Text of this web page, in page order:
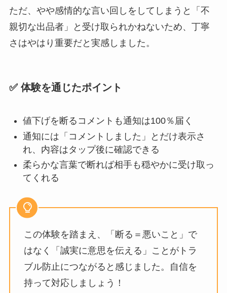
ただ、やや感情的な言い回しをしてしまうと「不
親切な出品者」と受け取られかねないため、丁寧
さはやはり重要だと実感しました。
✅ 体験を通じたポイント
値下げを断るコメントも通知は100％届く
通知には「コメントしました」とだけ表示さ
れ、内容はタップ後に確認できる
柔らかな言葉で断れば相手も穏やかに受け取っ
てくれる
この体験を踏まえ、「断る＝悪いこと」で
はなく「誠実に意思を伝える」ことがトラ
ブル防止につながると感じました。自信を
持って対応しましょう！